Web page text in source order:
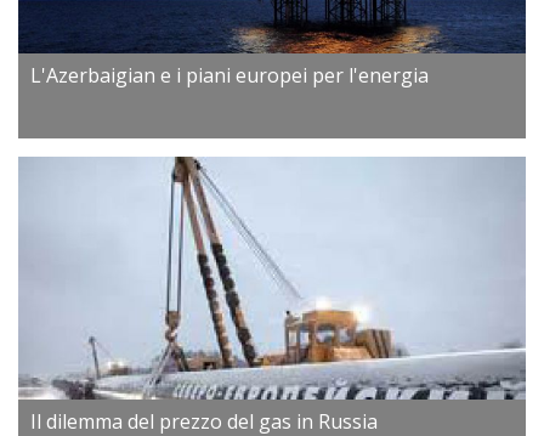
L'Azerbaigian e i piani europei per l'energia
Il dilemma del prezzo del gas in Russia